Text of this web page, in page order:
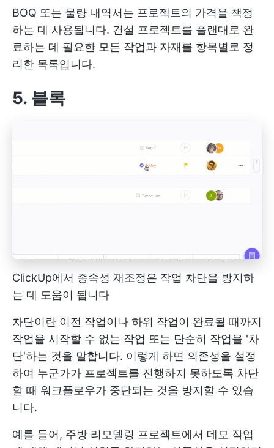
BOQ 또는 물량 내역서는 프로젝트의 가격을 책정
하는 데 사용됩니다. 건설 프로젝트를 플랜대로 완
료하는 데 필요한 모든 작업과 자재를 항목별로 정
리한 목록입니다.
5. 블록
ClickUp에서 종속성 재조정은 작업 차단을 방지하
는 데 도움이 됩니다
차단이란 이전 작업이나 하위 작업이 완료될 때까지
작업을 시작할 수 없는 작업 또는 단순히 작업을 '차
단'하는 것을 말합니다. 이렇게 하면 의존성을 설정
하여 누군가가 프로젝트를 진행하지 못하도록 차단
할 때 워크플로우가 중단되는 것을 방지할 수 있습
니다.
예를 들어, 주방 리모델링 프로젝트에서 데모 작업